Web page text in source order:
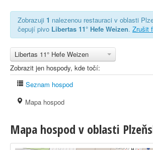
Zobrazuji 1 nalezenou restauraci v oblasti
čepují pivo Libertas 11° Hefe Weizen. Zrušit
Libertas 11° Hefe Weizen
Zobrazit jen hospody, kde točí:
Seznam hospod
Mapa hospod
Mapa hospod v oblasti